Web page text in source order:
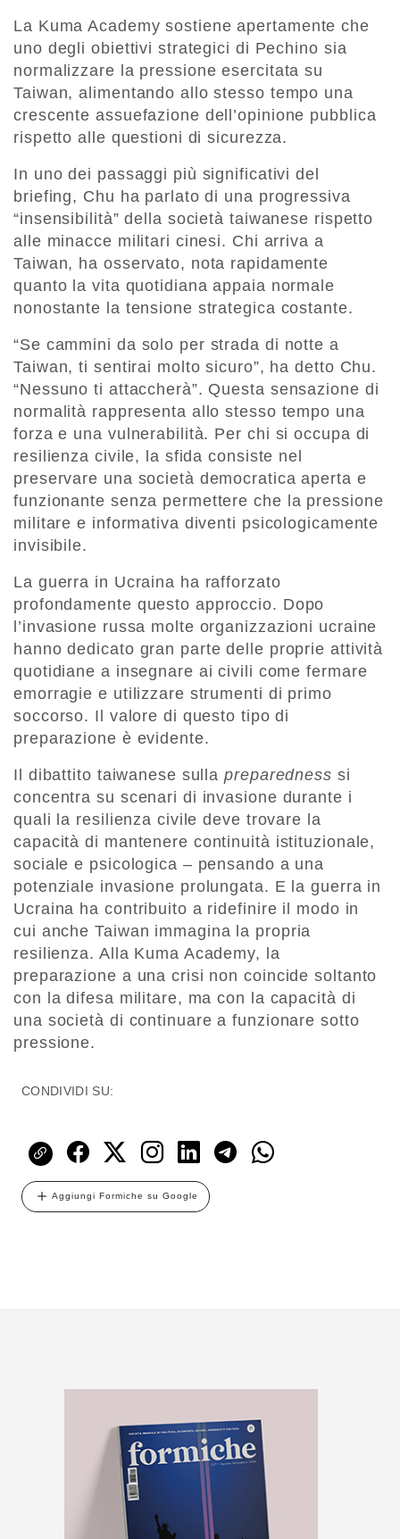
La Kuma Academy sostiene apertamente che
uno degli obiettivi strategici di Pechino sia
normalizzare la pressione esercitata su
Taiwan, alimentando allo stesso tempo una
crescente assuefazione dell’opinione pubblica
rispetto alle questioni di sicurezza.
In uno dei passaggi più significativi del
briefing, Chu ha parlato di una progressiva
“insensibilità” della società taiwanese rispetto
alle minacce militari cinesi. Chi arriva a
Taiwan, ha osservato, nota rapidamente
quanto la vita quotidiana appaia normale
nonostante la tensione strategica costante.
“Se cammini da solo per strada di notte a
Taiwan, ti sentirai molto sicuro”, ha detto Chu.
“Nessuno ti attaccherà”. Questa sensazione di
normalità rappresenta allo stesso tempo una
forza e una vulnerabilità. Per chi si occupa di
resilienza civile, la sfida consiste nel
preservare una società democratica aperta e
funzionante senza permettere che la pressione
militare e informativa diventi psicologicamente
invisibile.
La guerra in Ucraina ha rafforzato
profondamente questo approccio. Dopo
l’invasione russa molte organizzazioni ucraine
hanno dedicato gran parte delle proprie attività
quotidiane a insegnare ai civili come fermare
emorragie e utilizzare strumenti di primo
soccorso. Il valore di questo tipo di
preparazione è evidente.
Il dibattito taiwanese sullapreparedness si
concentra su scenari di invasione durante i
quali la resilienza civile deve trovare la
capacità di mantenere continuità istituzionale,
sociale e psicologica – pensando a una
potenziale invasione prolungata. E la guerra in
Ucraina ha contribuito a ridefinire il modo in
cui anche Taiwan immagina la propria
resilienza. Alla Kuma Academy, la
preparazione a una crisi non coincide soltanto
con la difesa militare, ma con la capacità di
una società di continuare a funzionare sotto
pressione.
CONDIVIDI SU:
Aggiungi Formiche su Google